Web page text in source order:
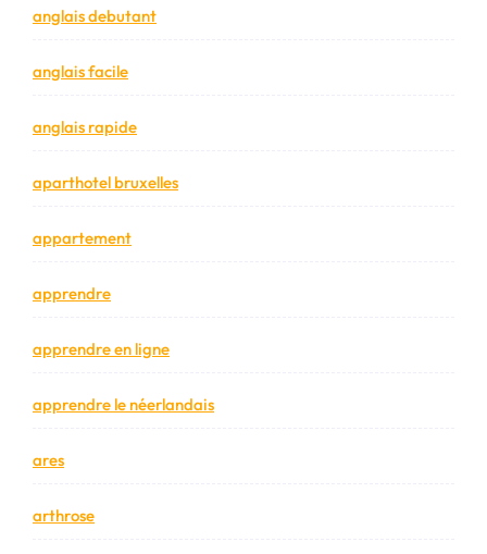
anglais debutant
anglais facile
anglais rapide
aparthotel bruxelles
appartement
apprendre
apprendre en ligne
apprendre le néerlandais
ares
arthrose